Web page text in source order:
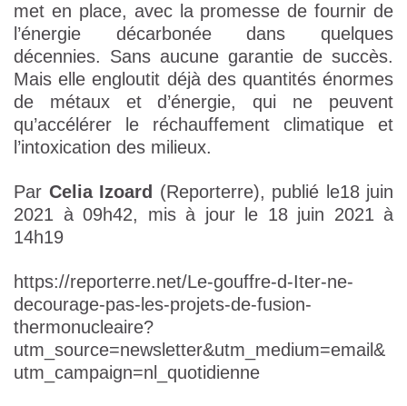
met en place, avec la promesse de fournir de
l’énergie décarbonée dans quelques
décennies. Sans aucune garantie de succès.
Mais elle engloutit déjà des quantités énormes
de métaux et d’énergie, qui ne peuvent
qu’accélérer le réchauffement climatique et
l’intoxication des milieux.
Par Celia Izoard (Reporterre), publié le18 juin
2021 à 09h42, mis à jour le 18 juin 2021 à
14h19
https://reporterre.net/Le-gouffre-d-Iter-ne-
decourage-pas-les-projets-de-fusion-
thermonucleaire?
utm_source=newsletter&utm_medium=email&
utm_campaign=nl_quotidienne